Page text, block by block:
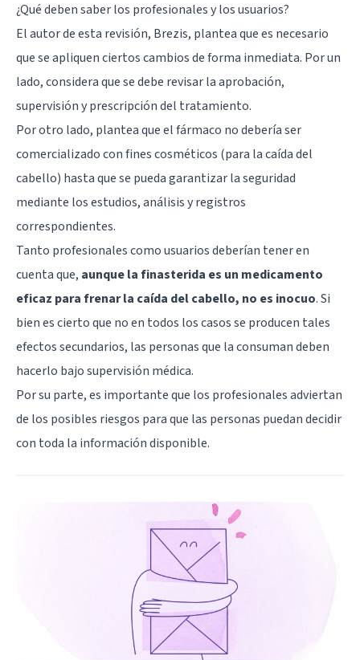
¿Qué deben saber los profesionales y los usuarios?
El autor de esta revisión, Brezis, plantea que es necesario
que se apliquen ciertos cambios de forma inmediata. Por un
lado, considera que se debe revisar la aprobación,
supervisión y prescripción del tratamiento.
Por otro lado, plantea que el fármaco no debería ser
comercializado con fines cosméticos (para la caída del
cabello) hasta que se pueda garantizar la seguridad
mediante los estudios, análisis y registros
correspondientes.
Tanto profesionales como usuarios deberían tener en
cuenta que, aunque la finasterida es un medicamento
eficaz para frenar la caída del cabello, no es inocuo. Si
bien es cierto que no en todos los casos se producen tales
efectos secundarios, las personas que la consuman deben
hacerlo bajo supervisión médica.
Por su parte, es importante que los profesionales adviertan
de los posibles riesgos para que las personas puedan decidir
con toda la información disponible.